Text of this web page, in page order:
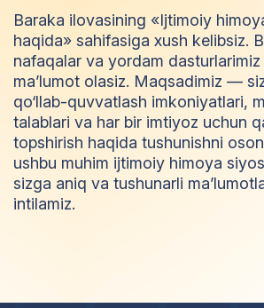
Baraka ilovasining «Ijtimoiy
haqida» sahifasiga xush kelibsiz.
nafaqalar va yordam
ma’lumot olasiz. Maqsadimiz —
qo‘llab-quvvatlash imkoniyatlari,
talablari va har bir imtiyoz uchun
topshirish haqida tushunishni
ushbu muhim ijtimoiy himoya
sizga aniq va tushunarli
intilamiz.